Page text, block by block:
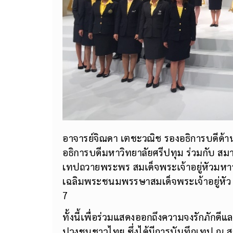
อาจารย์จิณดา เตชะวณิช รองอธิการบดีด้
อธิการบดีมหาวิทยาลัยศรีปทุม ร่วมกับ ส
เทปถวายพระพร สมเด็จพระเจ้าอยู่หัวมห
เฉลิมพระชนมพรรษาสมเด็จพระเจ้าอยู่
7
ทั้งนี้เพื่อร่วมแสดงออกถึงความจงรักภัก